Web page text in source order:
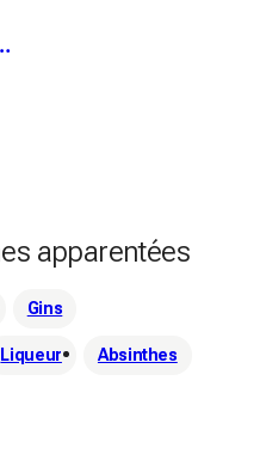
41% vol. 50cl
apparentées
Gins
Liqueur Absinthes